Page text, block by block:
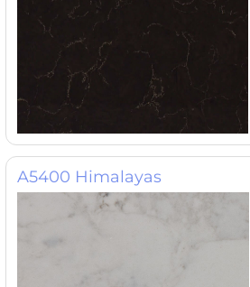
A5400 Himalayas